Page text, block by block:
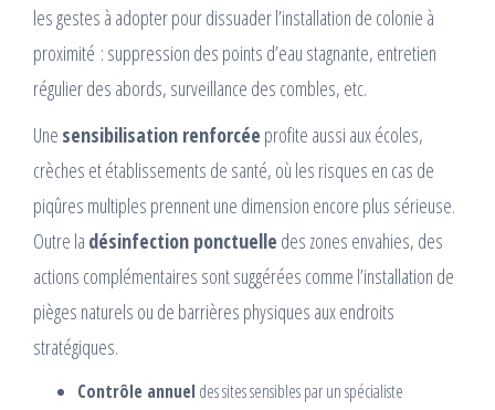
les gestes à adopter pour dissuader l’installation de colonie à
proximité : suppression des points d’eau stagnante, entretien
régulier des abords, surveillance des combles, etc.
Une sensibilisation renforcée profite aussi aux écoles,
crèches et établissements de santé, où les risques en cas de
piqûres multiples prennent une dimension encore plus sérieuse.
Outre la désinfection ponctuelle des zones envahies, des
actions complémentaires sont suggérées comme l’installation de
pièges naturels ou de barrières physiques aux endroits
stratégiques.
Contrôle annuel des sites sensibles par un spécialiste